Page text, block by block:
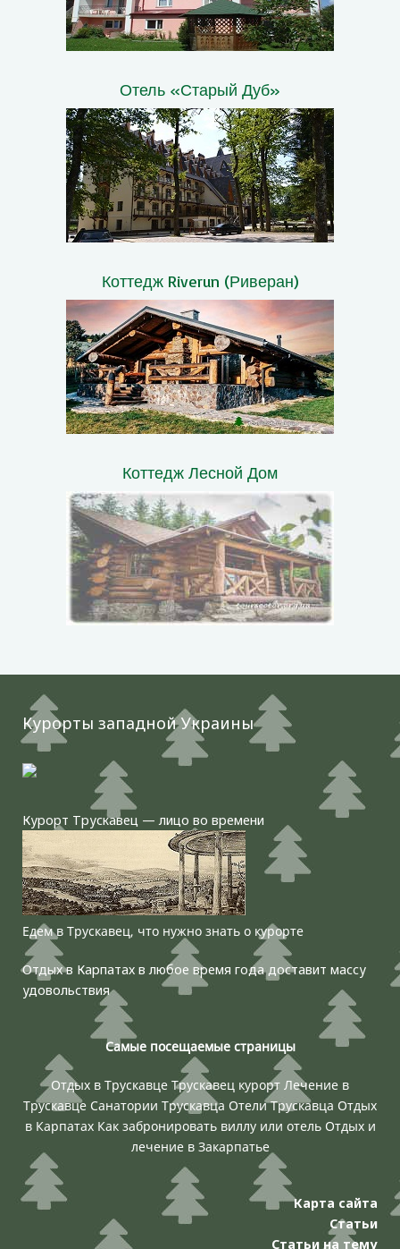
Отель «Старый Дуб»
Коттедж Riverun (Риверан)
Коттедж Лесной Дом
Курорты западной Украины
Курорт Трускавец — лицо во времени
Едем в Трускавец, что нужно знать о курорте
Отдых в Карпатах в любое время года доставит массу
удовольствия
Самые посещаемые страницы
Отдых в Трускавце Трускавец курорт Лечение в
Трускавце Санатории Трускавца Отели Трускавца Отдых
в Карпатах Как забронировать виллу или отель Отдых и
лечение в Закарпатье
Карта сайта
Статьи
Статьи на тему